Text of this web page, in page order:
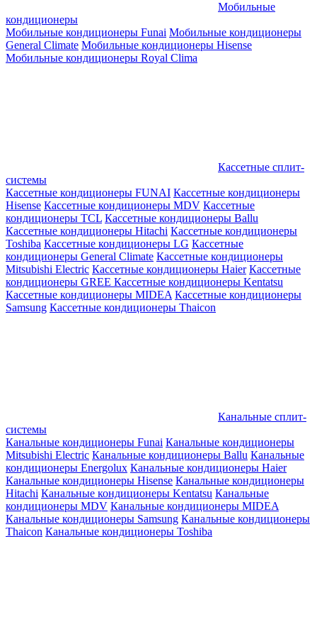
Мобильные
кондиционеры
Мобильные кондиционеры Funai Мобильные кондиционеры
General Climate Мобильные кондиционеры Hisense
Мобильные кондиционеры Royal Clima
Кассетные сплит-
системы
Кассетные кондиционеры FUNAI Кассетные кондиционеры
Hisense Кассетные кондиционеры MDV Кассетные
кондиционеры TCL Кассетные кондиционеры Ballu
Кассетные кондиционеры Hitachi Кассетные кондиционеры
Toshiba Кассетные кондиционеры LG Кассетные
кондиционеры General Climate Кассетные кондиционеры
Mitsubishi Electric Кассетные кондиционеры Haier Кассетные
кондиционеры GREE Кассетные кондиционеры Kentatsu
Кассетные кондиционеры MIDEA Кассетные кондиционеры
Samsung Кассетные кондиционеры Thaicon
Канальные сплит-
системы
Канальные кондиционеры Funai Канальные кондиционеры
Mitsubishi Electric Канальные кондиционеры Ballu Канальные
кондиционеры Energolux Канальные кондиционеры Haier
Канальные кондиционеры Hisense Канальные кондиционеры
Hitachi Канальные кондиционеры Kentatsu Канальные
кондиционеры MDV Канальные кондиционеры MIDEA
Канальные кондиционеры Samsung Канальные кондиционеры
Thaicon Канальные кондиционеры Toshiba